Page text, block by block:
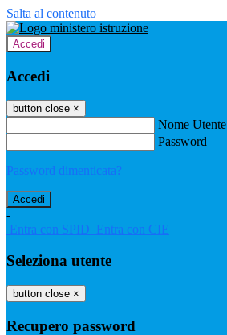
Salta al contenuto
Accedi
Accedi
button close ×
Nome Utente
Password
Password dimenticata?
-
Entra con SPID Entra con CIE
Seleziona utente
button close ×
Recupero password